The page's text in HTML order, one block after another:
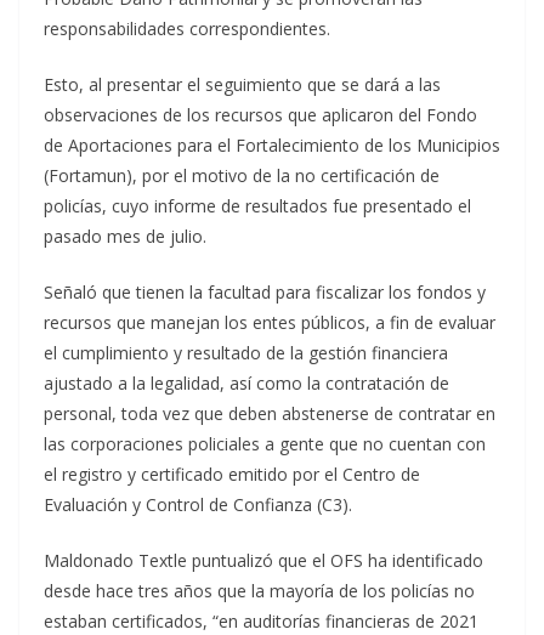
responsabilidades correspondientes.
Esto, al presentar el seguimiento que se dará a las
observaciones de los recursos que aplicaron del Fondo
de Aportaciones para el Fortalecimiento de los Municipios
(Fortamun), por el motivo de la no certificación de
policías, cuyo informe de resultados fue presentado el
pasado mes de julio.
Señaló que tienen la facultad para fiscalizar los fondos y
recursos que manejan los entes públicos, a fin de evaluar
el cumplimiento y resultado de la gestión financiera
ajustado a la legalidad, así como la contratación de
personal, toda vez que deben abstenerse de contratar en
las corporaciones policiales a gente que no cuentan con
el registro y certificado emitido por el Centro de
Evaluación y Control de Confianza (C3).
Maldonado Textle puntualizó que el OFS ha identificado
desde hace tres años que la mayoría de los policías no
estaban certificados, “en auditorías financieras de 2021